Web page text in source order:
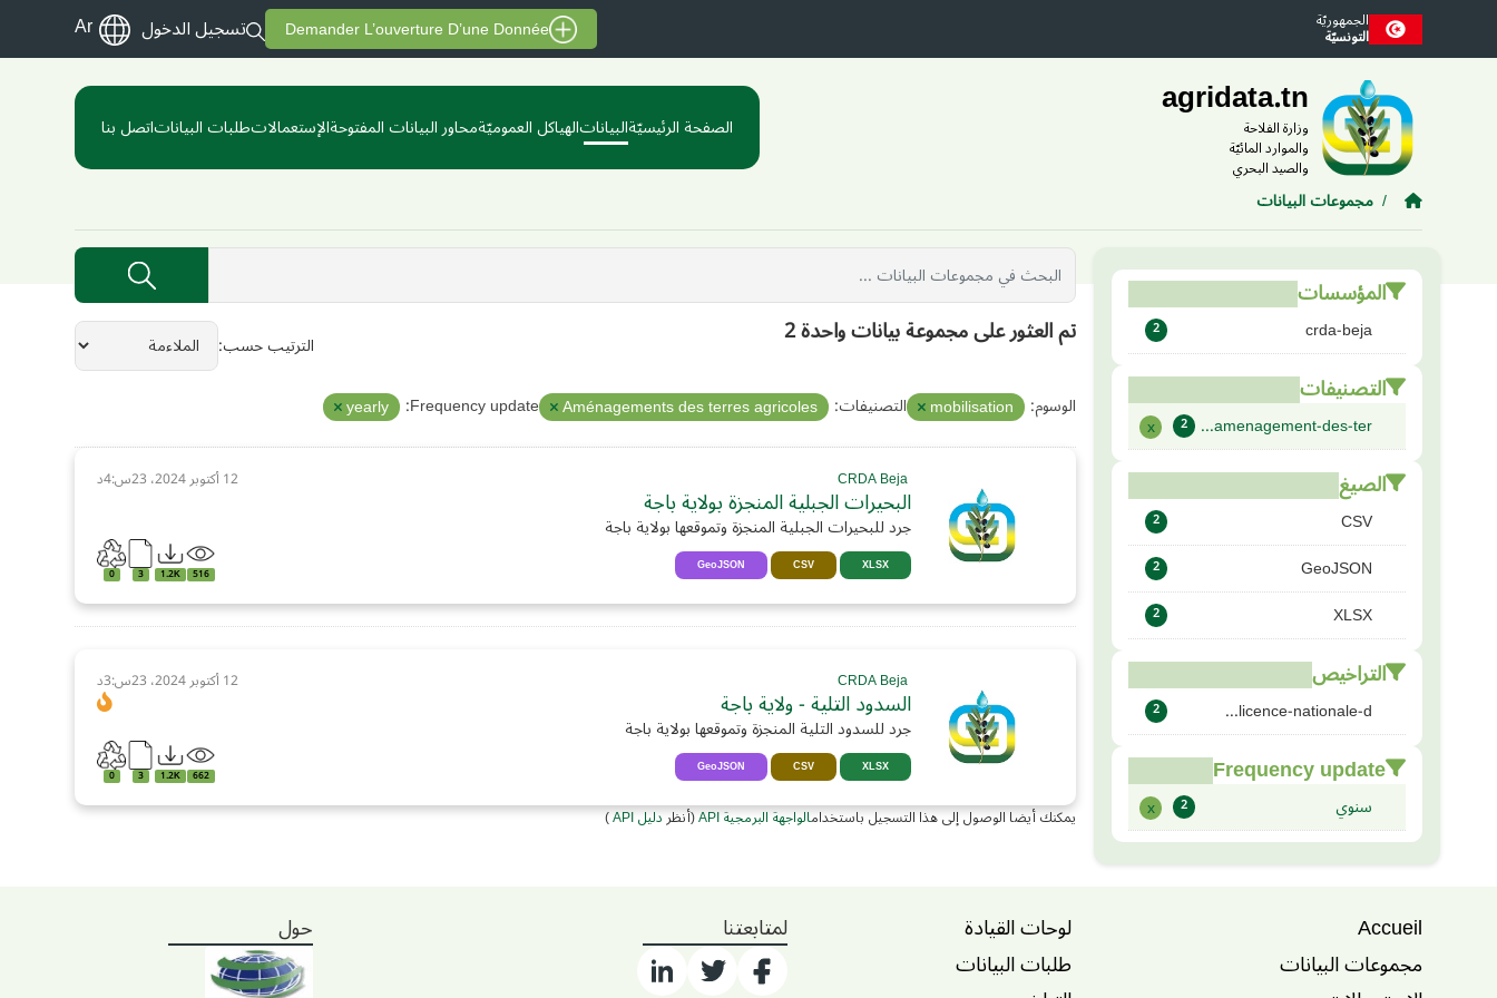
Skip to main contentالجمهوريّة
التونسيّة Demander L’ouverture D’une Donnée تسجيل الدخول Ar
agridata.tn
وزارة الفلاحة
والموارد المائيّة
والصيد البحري
الصفحة الرئيسيّةالبياناتالهياكل العموميّةمحاور البيانات المفتوحةالإستعمالاتطلبات البياناتاتصل بنا
مجموعات البيانات
المؤسسات
crda-beja
2
التصنيفات
amenagement-des-ter...
2
x
الصيغ
CSV
2
GeoJSON
2
XLSX
2
التراخيص
licence-nationale-d...
2
Frequency update
سنوي 2
x
الترتيب حسب تم العثور على مجموعة بيانات واحدة 2
الوسوم: mobilisation التصنيفات: Aménagements des terres agricoles
Frequency update:
yearly
12 أكتوبر 2024، 23س:4د
البحيرات الجبلية المنجزة بولاية باجة
جرد للبحيرات الجبلية المنجزة وتموقعها بولاية باجة
XLSX
CSV
GeoJSON
516
1.2K
3
0
12 أكتوبر 2024، 23س:3د
السدود التلية - ولاية باجة
جرد للسدود التلية المنجزة وتموقعها بولاية باجة
XLSX
CSV
GeoJSON
662
1.2K
3
0
يمكنك أيضا الوصول إلى هذا التسجيل باستخدامالواجهة البرمجية API (أنظردليل API )
Accueil
مجموعات البيانات
لوحات القيادة
طلبات البيانات
لمتابعتنا
حول